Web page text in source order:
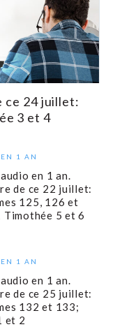
ce 24 juillet:
3 et 4
1 AN
en 1 an.
de ce 22 juillet:
125, 126 et
Timothée 5 et 6
1 AN
en 1 an.
de ce 25 juillet:
132 et 133;
et 2